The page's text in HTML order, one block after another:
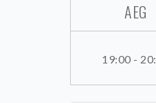
AEG
19:00 -